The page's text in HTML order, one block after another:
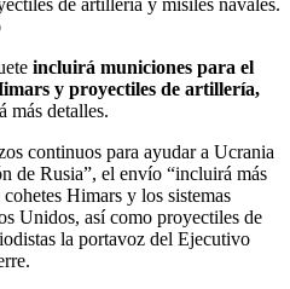
incluirá municiones para el
y proyectiles de artillería,
más detalles.
continuos para ayudar a Ucrania
de Rusia”, el envío “incluirá más
Himars y los sistemas
Unidos, así como proyectiles de
la portavoz del Ejecutivo